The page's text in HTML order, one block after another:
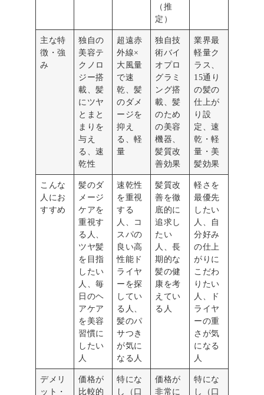
（推
定）
主な特
徴・強
み
独自の
美容テ
クノロ
ジー搭
載、髪
にツヤ
とまと
まりを
与え
る、速
乾性
超遠赤
外線×
大風量
で速
乾、髪
のダメ
ージを
抑え
る、軽
量
独自技
術バイ
オプロ
グラミ
ング搭
載、髪
のため
の美容
機器、
髪質改
善効果
業界最
軽量ク
ラス、
15通り
の髪の
仕上が
り設
定、速
乾・軽
量・美
髪効果
こんな
人にお
すすめ
髪のダ
メージ
ケアを
重視す
る人、
ツヤ髪
を目指
したい
人、毎
日のヘ
アケア
を美容
習慣に
したい
人
速乾性
を重視
する
人、コ
スパの
良い高
性能ド
ライヤ
ーを探
してい
る人、
髪のパ
サつき
が気に
なる人
髪質改
善を徹
底的に
追求し
たい
人、長
期的な
髪の健
康を考
えてい
る人
軽さを
最優先
したい
人、自
分好み
の仕上
がりに
こだわ
りたい
人、ド
ライヤ
ーの重
さが気
になる
人
デメリ
ット・
価格が
比較的
特にな
し（口
価格が
非常に
特にな
し（口